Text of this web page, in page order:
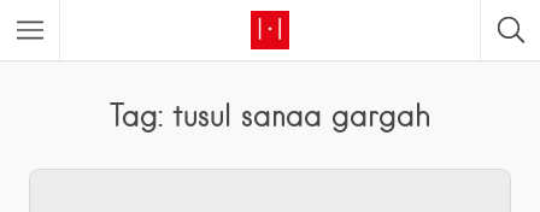
Tag: tusul sanaa gargah